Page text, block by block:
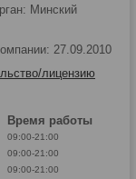
Минский
27.09.2010
лицензию
Время работы
09:00-21:00
09:00-21:00
09:00-21:00